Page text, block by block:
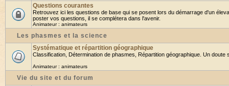
Questions courantes
Retrouvez ici les questions de base qui se posent lors du démarrage d'un
poster vos questions, il se complétera dans l'avenir.
Animateur : animateurs
Les phasmes et la science
Systématique et répartition géographique
Classification, Détermination de phasmes, Répartition géographique. Un doute
Animateur : animateurs
Vie du site et du forum